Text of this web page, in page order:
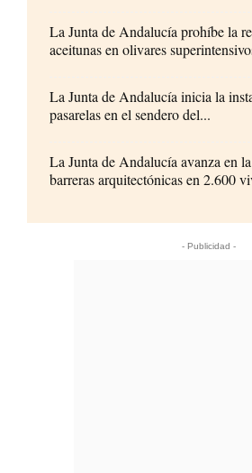
La Junta de Andalucía prohíbe la
aceitunas en olivares
La Junta de Andalucía inicia la
pasarelas en el sendero del...
La Junta de Andalucía avanza en
barreras arquitectónicas en 2.600
- Publicidad -